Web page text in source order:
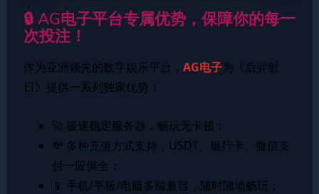
🔒 AG电子平台专属优势，保障你的每一
次投注！
作为亚洲领先的数字娱乐平台， AG电子为《后羿射
日》提供一系列独家优势：
🚀 极速稳定服务器，畅玩无卡顿；
💸 多种充值方式支持，USDT、银行卡、微信支
付一应俱全；
📱 手机/平板/电脑多端兼容，随时随地畅玩；